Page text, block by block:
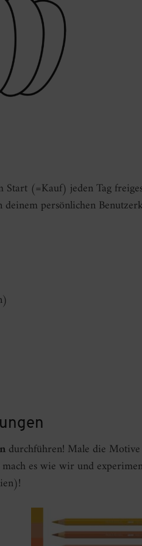
Start (=Kauf) jeden Tag
persönlichen
durchführen! Male die
es wie wir und